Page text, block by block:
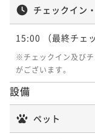
チェックイン
15:00 （最終チェ
※チェックイン及び
がございます。
設備
ペット